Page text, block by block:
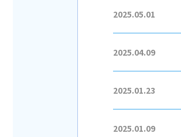
2025.05.01
2025.04.09
2025.01.23
2025.01.09